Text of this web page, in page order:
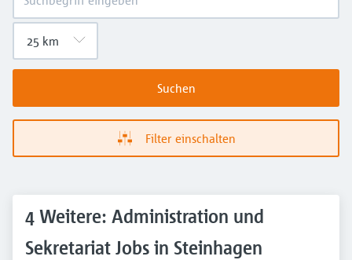
Suchen
Filter einschalten
4 Weitere: Administration und
Sekretariat Jobs in Steinhagen